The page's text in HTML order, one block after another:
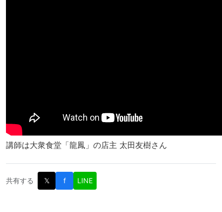
講師は大衆食堂「龍鳳」の店主 太田友樹さん
共有する 𝕏 f LINE